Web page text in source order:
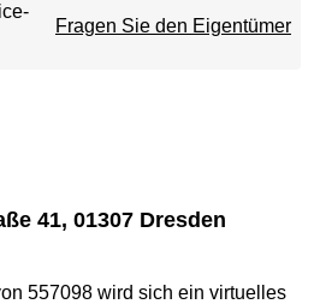
Fragen Sie den Eigentümer
41, 01307 Dresden
557098 wird sich ein virtuelles